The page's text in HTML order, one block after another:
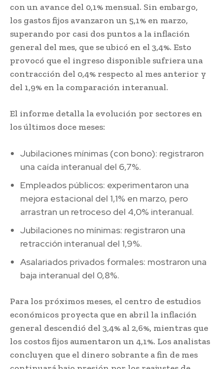
con un avance del 0,1% mensual. Sin embargo,
los gastos fijos avanzaron un 5,1% en marzo,
superando por casi dos puntos a la inflación
general del mes, que se ubicó en el 3,4%. Esto
provocó que el ingreso disponible sufriera una
contracción del 0,4% respecto al mes anterior y
del 1,9% en la comparación interanual.
El informe detalla la evolución por sectores en
los últimos doce meses:
Jubilaciones mínimas (con bono): registraron
una caída interanual del 6,7%.
Empleados públicos: experimentaron una
mejora estacional del 1,1% en marzo, pero
arrastran un retroceso del 4,0% interanual.
Jubilaciones no mínimas: registraron una
retracción interanual del 1,9%.
Asalariados privados formales: mostraron una
baja interanual del 0,8%.
Para los próximos meses, el centro de estudios
económicos proyecta que en abril la inflación
general descendió del 3,4% al 2,6%, mientras que
los costos fijos aumentaron un 4,1%. Los analistas
concluyen que el dinero sobrante a fin de mes